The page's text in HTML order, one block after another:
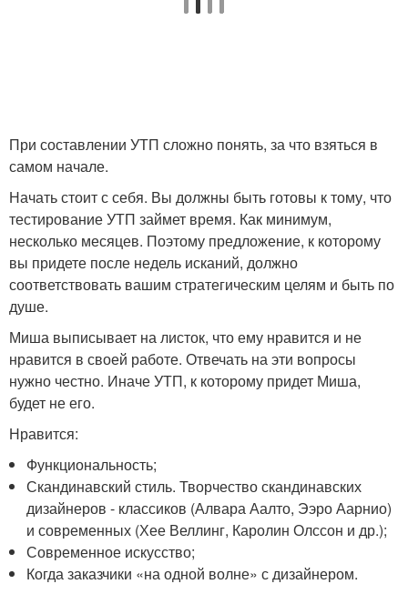
При составлении УТП сложно понять, за что взяться в
самом начале.
Начать стоит с себя. Вы должны быть готовы к тому, что
тестирование УТП займет время. Как минимум,
несколько месяцев. Поэтому предложение, к которому
вы придете после недель исканий, должно
соответствовать вашим стратегическим целям и быть по
душе.
Миша выписывает на листок, что ему нравится и не
нравится в своей работе. Отвечать на эти вопросы
нужно честно. Иначе УТП, к которому придет Миша,
будет не его.
Нравится:
Функциональность;
Скандинавский стиль. Творчество скандинавских
дизайнеров - классиков (Алвара Аалто, Ээро Аарнио)
и современных (Хее Веллинг, Каролин Олссон и др.);
Современное искусство;
Когда заказчики «на одной волне» с дизайнером.